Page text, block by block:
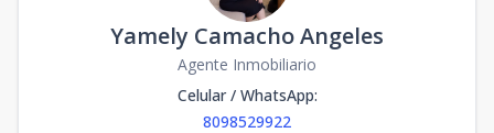
Yamely Camacho Angeles
Agente Inmobiliario
Celular / WhatsApp:
8098529922